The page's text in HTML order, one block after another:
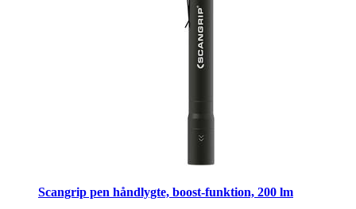
Scangrip pen håndlygte, boost-funktion, 200 lm